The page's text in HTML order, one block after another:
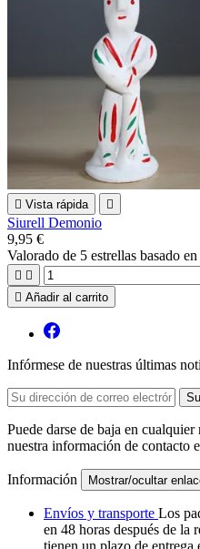
 Vista rápida 
Siurell Demonio
9,95 €
Valorado de 5 estrellas basado en
 
 Añadir al carrito
Infórmese de nuestras últimas
Puede darse de baja en
nuestra información de contacto
Información Mostrar/ocultar
Envíos y transporte Los
en 48 horas después de la
tienen un plazo de entrega